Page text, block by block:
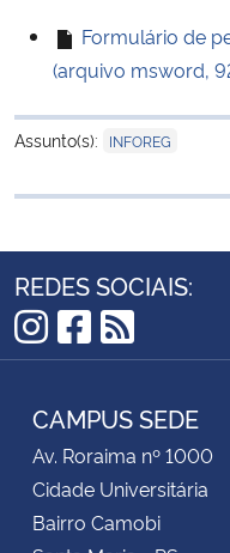
Formulário de
(arquivo msword,
Assunto(s): INFOREG
REDES SOCIAIS:
Instagram
Facebook
RSS
CAMPUS SEDE
Av. Roraima nº 1000
Cidade Universitária
Bairro Camobi